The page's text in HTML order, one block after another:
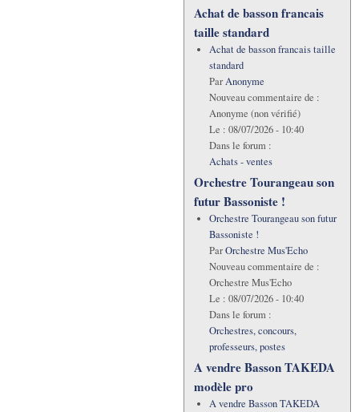
Achat de basson francais
taille standard
Achat de basson francais taille
standard
ParAnonyme
Nouveau commentaire de :
Anonyme (non vérifié)
Le : 08/07/2026 - 10:40
Dans le forum :
Achats - ventes
Orchestre Tourangeau son
futur Bassoniste !
Orchestre Tourangeau son futur
Bassoniste !
ParOrchestre Mus'Echo
Nouveau commentaire de :
Orchestre Mus'Echo
Le : 08/07/2026 - 10:40
Dans le forum :
Orchestres, concours,
professeurs, postes
A vendre Basson TAKEDA
modèle pro
A vendre Basson TAKEDA